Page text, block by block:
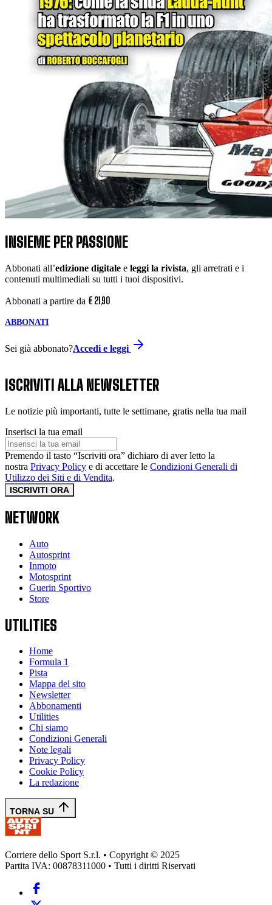
INSIEME PER PASSIONE
Abbonati all’edizione digitale e leggi la rivista, gli arretrati e i
contenuti multimediali su tutti i tuoi dispositivi.
Abbonati a partire da € 21,90
ABBONATI
Sei già abbonato?Accedi e leggi
ISCRIVITI ALLA NEWSLETTER
Le notizie più importanti, tutte le settimane, gratis nella tua mail
Inserisci la tua email
Premendo il tasto “Iscriviti ora” dichiaro di aver letto la
nostra Privacy Policy e di accettare le Condizioni Generali di
Utilizzo dei Siti e di Vendita.
ISCRIVITI ORA
NETWORK
Auto
Autosprint
Inmoto
Motosprint
Guerin Sportivo
Store
UTILITIES
Home
Formula 1
Pista
Mappa del sito
Newsletter
Abbonamenti
Utilities
Chi siamo
Condizioni Generali
Note legali
Privacy Policy
Cookie Policy
La redazione
TORNA SU
Corriere dello Sport S.r.l. • Copyright © 2025
Partita IVA: 00878311000 • Tutti i diritti Riservati